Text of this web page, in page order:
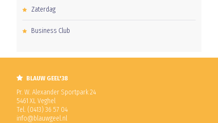
Zaterdag
Business Club
BLAUW GEEL'38
Pr. W. Alexander Sportpark 24
5461 XL Veghel
Tel. (0413) 36 57 04
info@blauwgeel.nl